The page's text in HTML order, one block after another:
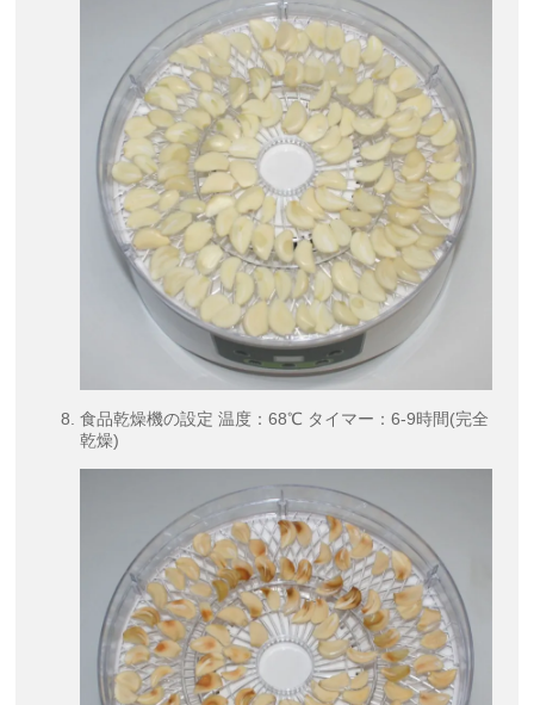
食品乾燥機の設定 温度：68℃ タイマー：6-9時間(完全
乾燥)